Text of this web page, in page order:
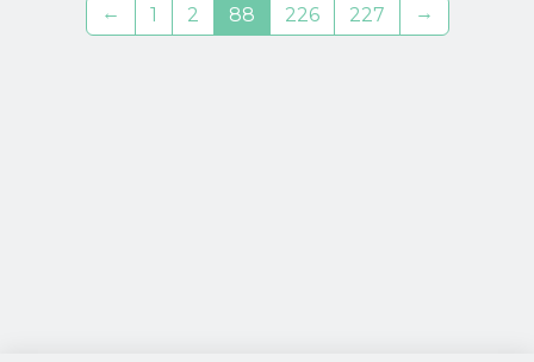
← 1 2 88 226 227 →